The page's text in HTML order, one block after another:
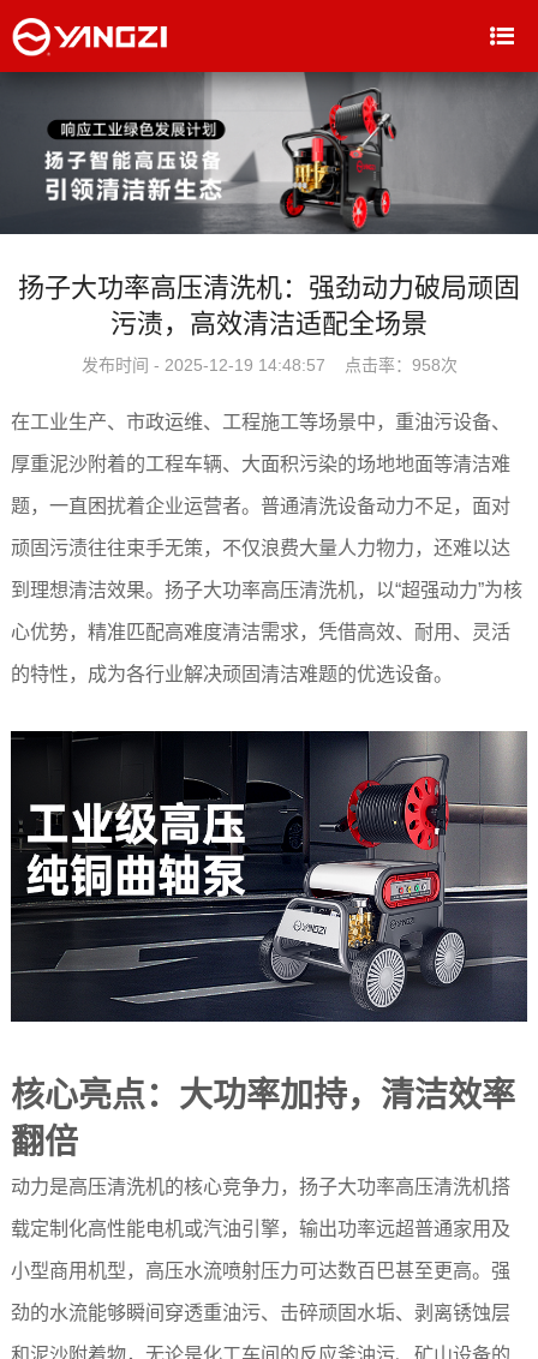
扬子大功率高压清洗机：强劲动力破局顽固
污渍，高效清洁适配全场景
发布时间 - 2025-12-19 14:48:57 点击率： 958次
在工业生产、市政运维、工程施工等场景中，重油污设备、
厚重泥沙附着的工程车辆、大面积污染的场地地面等清洁难
题，一直困扰着企业运营者。普通清洗设备动力不足，面对
顽固污渍往往束手无策，不仅浪费大量人力物力，还难以达
到理想清洁效果。扬子大功率高压清洗机，以“超强动力”为核
心优势，精准匹配高难度清洁需求，凭借高效、耐用、灵活
的特性，成为各行业解决顽固清洁难题的优选设备。
核心亮点：大功率加持，清洁效率
翻倍
动力是高压清洗机的核心竞争力，扬子大功率高压清洗机搭
载定制化高性能电机或汽油引擎，输出功率远超普通家用及
小型商用机型，高压水流喷射压力可达数百巴甚至更高。强
劲的水流能够瞬间穿透重油污、击碎顽固水垢、剥离锈蚀层
和泥沙附着物，无论是化工车间的反应釜油污、矿山设备的